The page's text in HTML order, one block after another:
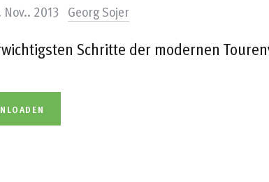
2013 Georg Sojer
Schritte der modernen